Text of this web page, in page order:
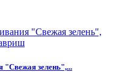
"Свежая зелень",...